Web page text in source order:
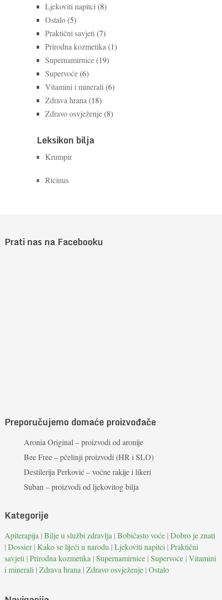
Ljekoviti napitci (8)
Ostalo(5)
Praktični savjeti (7)
Prirodna kozmetika (1)
Supernamirnice(19)
Supervoće(6)
Vitamini i minerali (6)
Zdrava hrana (18)
Zdravo osvježenje(8)
Leksikon bilja
Krumpir
Ricinus
Prati nas na Facebooku
Preporučujemo domaće proizvođače
Aronia Original – proizvodi od aronije
Bee Free – pčelinji proizvodi (HR i SLO)
Destilerija Perković – voćne rakije i likeri
Suban – proizvodi od ljekovitog bilja
Kategorije
Apiterapija | Bilje u službi zdravlja | Bobičasto voće| Dobro je znati
| Dossier| Kako se liječi u narodu | Ljekoviti napitci | Praktični
savjeti | Prirodna kozmetika | Supernamirnice| Supervoće| Vitamini
i minerali | Zdrava hrana | Zdravo osvježenje| Ostalo